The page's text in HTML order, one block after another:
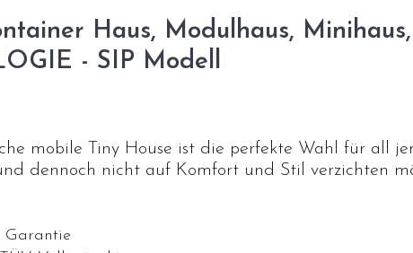
Haus, Modulhaus,
- SIP Modell
mobile Tiny House ist die perfekte Wahl für all
dennoch nicht auf Komfort und Stil verzichten
Garantie